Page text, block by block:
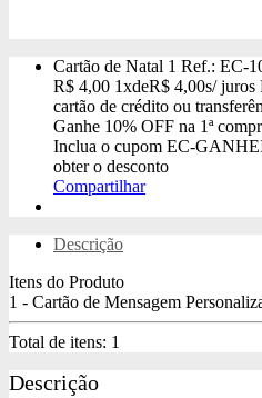
Cartão de Natal 1 Ref.: EC-
R$ 4,00 1xdeR$ 4,00s/ juros
cartão de crédito ou
Ganhe 10% OFF na 1ª
Inclua o cupom EC-
obter o desconto
Compartilhar
Descrição
Itens do Produto
1 - Cartão de Mensagem
Total de itens: 1
Descrição